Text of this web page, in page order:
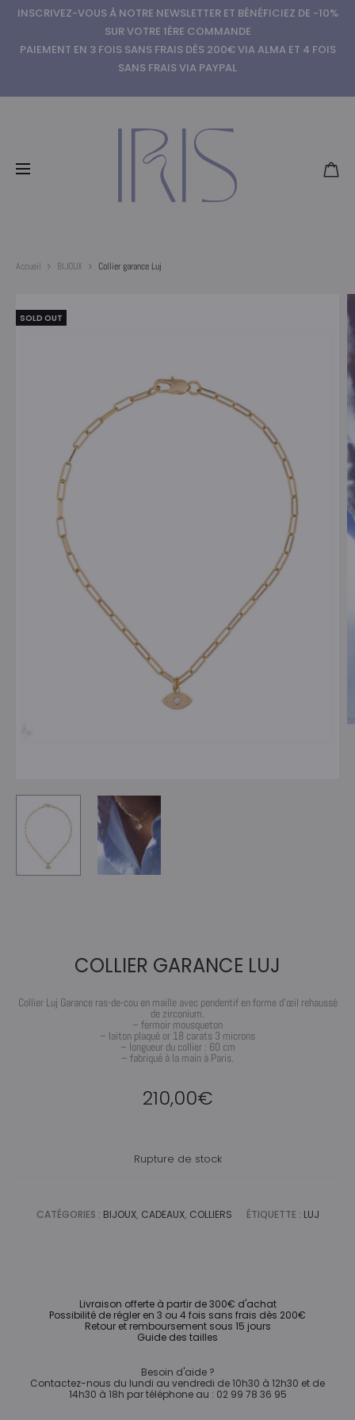
INSCRIVEZ-VOUS À NOTRE NEWSLETTER ET BÉNÉFICIEZ DE -10%
SUR VOTRE 1ÈRE COMMANDE
PAIEMENT EN 3 FOIS SANS FRAIS DÈS 200€ VIA ALMA ET 4 FOIS
SANS FRAIS VIA PAYPAL
Accueil BIJOUX Collier garance Luj
SOLD OUT
COLLIER GARANCE LUJ
Collier Luj Garance ras-de-cou en maille avec pendentif en forme d’œil rehaussé
de zirconium.
– fermoir mousqueton
– laiton plaqué or 18 carats 3 microns
– longueur du collier : 60 cm
– fabriqué à la main à Paris.
210,00€
Rupture de stock
CATÉGORIES : BIJOUX, CADEAUX, COLLIERS ÉTIQUETTE : LUJ
Livraison offerte à partir de 300€ d'achat
Possibilité de régler en 3 ou 4 fois sans frais dès 200€
Retour et remboursement sous 15 jours
Guide des tailles
Besoin d'aide ?
Contactez-nous du lundi au vendredi de 10h30 à 12h30 et de
14h30 à 18h par téléphone au : 02 99 78 36 95